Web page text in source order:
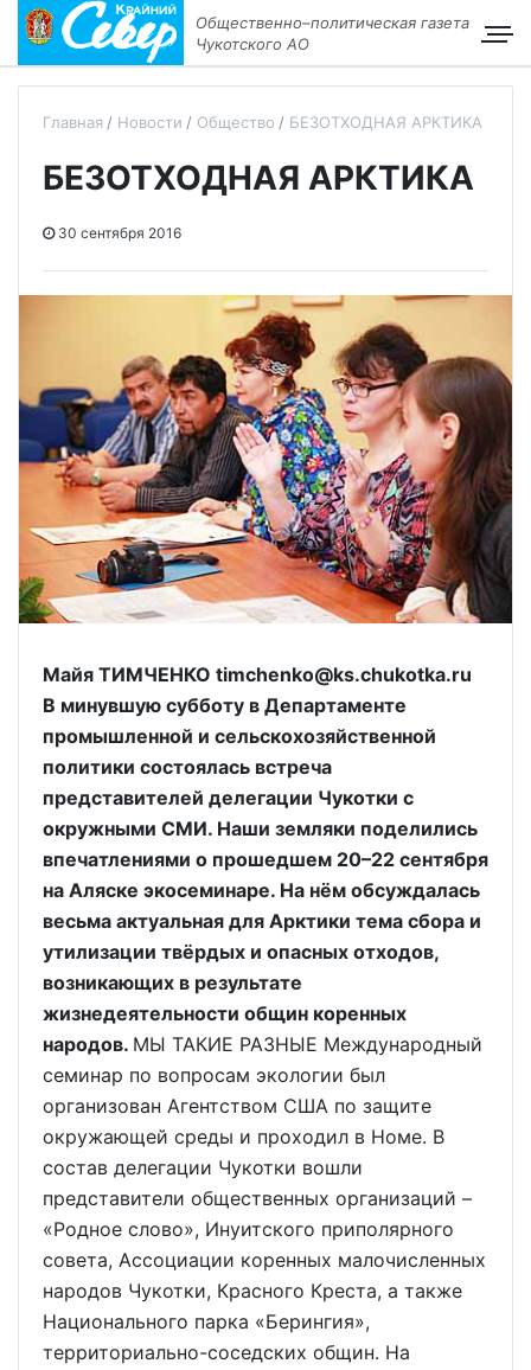
Общественно–политическая газета
Чукотского АО
Главная Новости Общество БЕЗОТХОДНАЯ АРКТИКА
БЕЗОТХОДНАЯ АРКТИКА
30 сентября 2016
Майя ТИМЧЕНКО timchenko@ks.chukotka.ru
В минувшую субботу в Департаменте
промышленной и сельскохозяйственной
политики состоялась встреча
представителей делегации Чукотки с
окружными СМИ. Наши земляки поделились
впечатлениями о прошедшем 20–22 сентября
на Аляске экосеминаре. На нём обсуждалась
весьма актуальная для Арктики тема сбора и
утилизации твёрдых и опасных отходов,
возникающих в результате
жизнедеятельности общин коренных
народов. МЫ ТАКИЕ РАЗНЫЕ Международный
семинар по вопросам экологии был
организован Агентством США по защите
окружающей среды и проходил в Номе. В
состав делегации Чукотки вошли
представители общественных организаций –
«Родное слово», Инуитского приполярного
совета, Ассоциации коренных малочисленных
народов Чукотки, Красного Креста, а также
Национального парка «Берингия»,
территориально-соседских общин. На